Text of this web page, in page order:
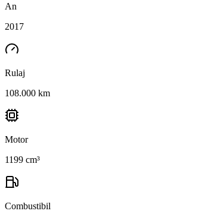
An
2017
Rulaj
108.000 km
Motor
1199 cm³
Combustibil